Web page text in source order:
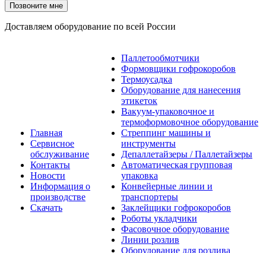
Позвоните мне
Доставляем оборудование по всей России
Главная
Сервисное
обслуживание
Контакты
Новости
Информация о
производстве
Скачать
Паллетообмотчики
Формовщики гофрокоробов
Термоусадка
Оборудование для нанесения
этикеток
Вакуум-упаковочное и
термоформовочное оборудование
Стреппинг машины и
инструменты
Депаллетайзеры / Паллетайзеры
Автоматическая групповая
упаковка
Конвейерные линии и
транспортеры
Заклейщики гофрокоробов
Роботы укладчики
Фасовочное оборудование
Линии розлив
Оборудование для розлива